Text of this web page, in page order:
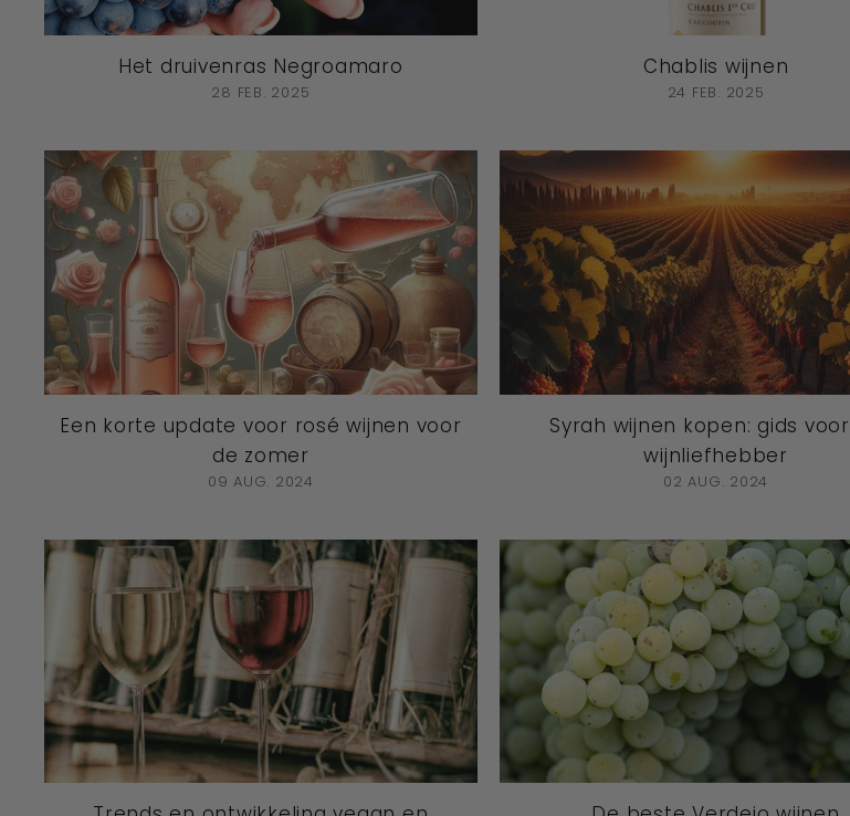
Het druivenras Negroamaro
28 FEB. 2025
Chablis wijnen
24 FEB. 2025
Een korte update voor rosé wijnen voor
de zomer
09 AUG. 2024
Syrah wijnen kopen: gids
wijnliefhebber
02 AUG. 2024